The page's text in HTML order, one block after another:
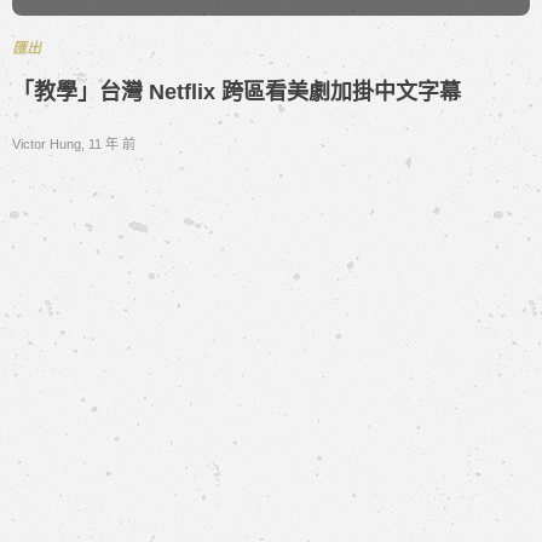
匯出
「教學」台灣 Netflix 跨區看美劇加掛中文字幕
Victor Hung 11 年 前